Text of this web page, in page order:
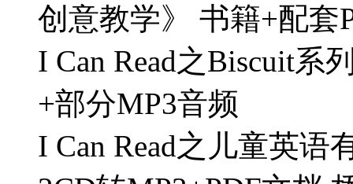
创意教学》 书籍+配套
I Can Read之Biscuit系
+部分MP3音频
I Can Read之儿童英语